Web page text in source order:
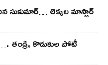
లెక్క‌ల మాస్టార్
తండ్రి, కొడుకుల పోటీ